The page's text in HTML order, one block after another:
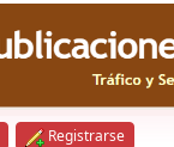
Registrarse